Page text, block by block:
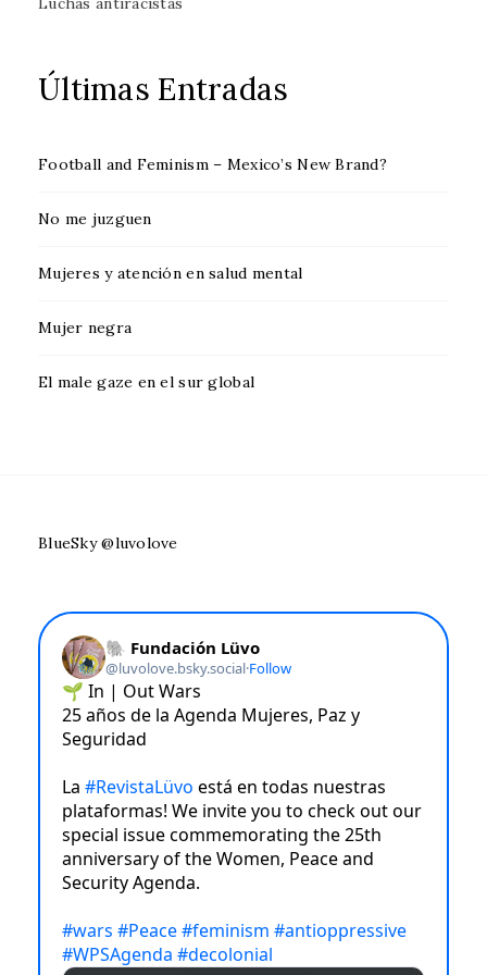
Últimas Entradas
Football and Feminism – Mexico’s New Brand?
No me juzguen
Mujeres y atención en salud mental
Mujer negra
El male gaze en el sur global
BlueSky @luvolove